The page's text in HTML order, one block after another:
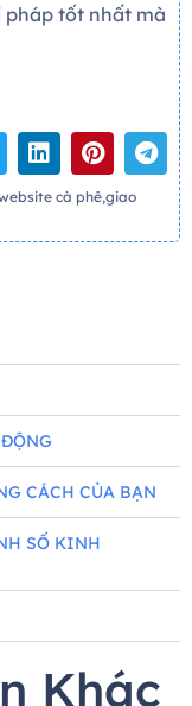
pháp tốt nhất mà
cà phê,giao
CÁCH CỦA BẠN
SỐ KINH
Khác